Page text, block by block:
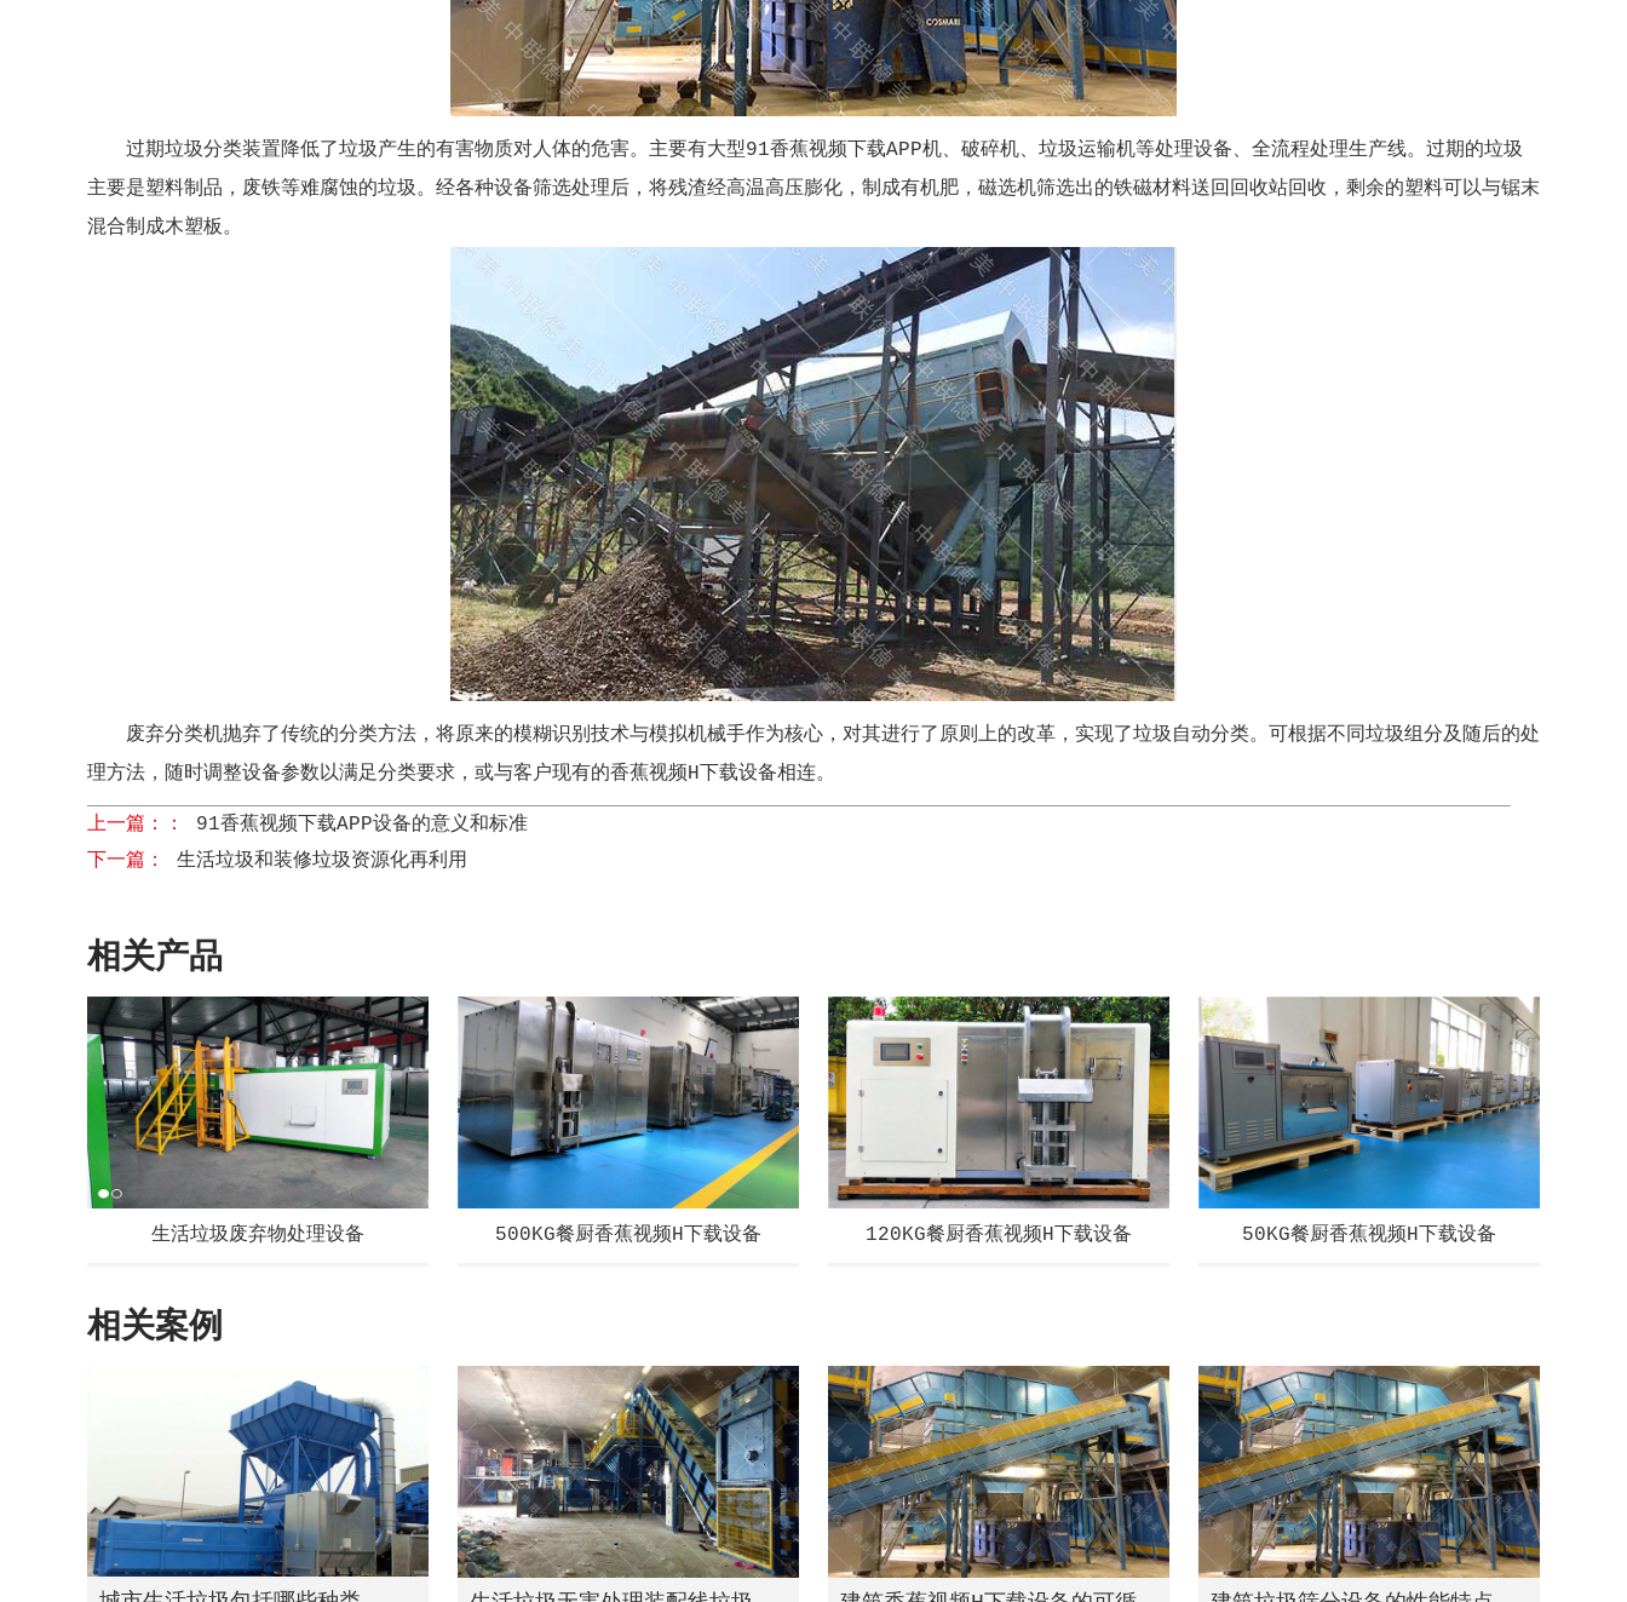
过期垃圾分类装置降低了垃圾产生的有害物质对人体的危害。主要有大型91香蕉视频下载APP机、破碎机、垃圾运输机等处理设备、全流程处理生产线。过期的垃圾
主要是塑料制品，废铁等难腐蚀的垃圾。经各种设备筛选处理后，将残渣经高温高压膨化，制成有机肥，磁选机筛选出的铁磁材料送回回收站回收，剩余的塑料可以与锯末
混合制成木塑板。
废弃分类机抛弃了传统的分类方法，将原来的模糊识别技术与模拟机械手作为核心，对其进行了原则上的改革，实现了垃圾自动分类。可根据不同垃圾组分及随后的处
理方法，随时调整设备参数以满足分类要求，或与客户现有的香蕉视频H下载设备相连。
上一篇：： 91香蕉视频下载APP设备的意义和标准
下一篇： 生活垃圾和装修垃圾资源化再利用
相关产品
生活垃圾废弃物处理设备 500KG餐厨香蕉视频H下载设备 120KG餐厨香蕉视频H下载设备 50KG餐厨香蕉视频H下载设备
相关案例